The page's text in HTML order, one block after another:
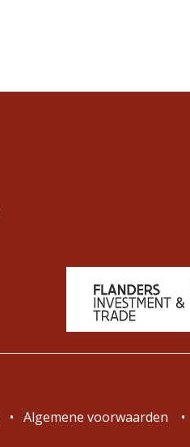
• Algemene voorwaarden •